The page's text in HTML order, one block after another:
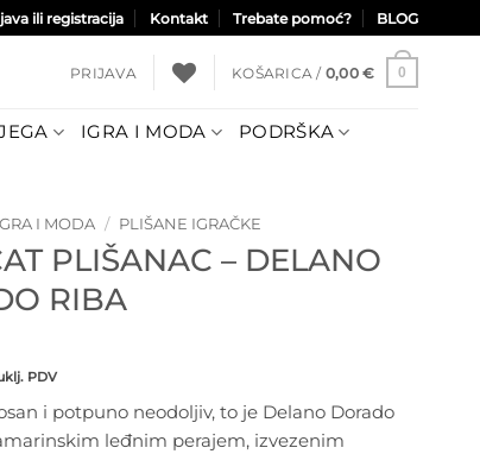
ili registracija Kontakt Trebate pomoć? BLOG
PRIJAVA KOŠARICA / 0,00 € 0
IGRA I MODA PODRŠKA
I MODA / PLIŠANE IGRAČKE
PLIŠANAC – DELANO
RIBA
PDV
i potpuno neodoljiv, to je Delano Dorado
leđnim perajem, izvezenim